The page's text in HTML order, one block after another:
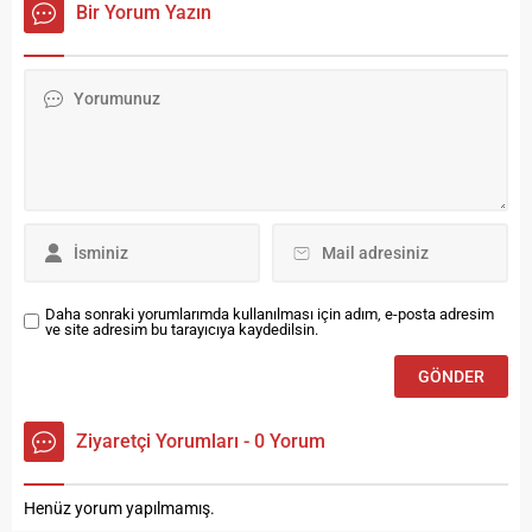
Juárez, Galder Gaztelu-
kadrosunda Natalia
Bir Yorum Yazın
Daha sonraki yorumlarımda kullanılması için adım, e-posta adresim
ve site adresim bu tarayıcıya kaydedilsin.
Ziyaretçi Yorumları - 0 Yorum
Henüz yorum yapılmamış.